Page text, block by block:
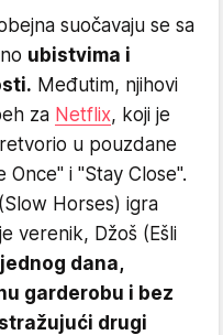
suočavaju se sa
ubistvima i
Međutim, njihovi
za Netflix, koji je
u pouzdane
Once" i "Stay Close".
Horses) igra
verenik, Džoš (Ešli
dana,
garderobu i bez
drugi